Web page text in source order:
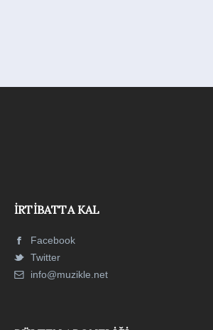
İRTIBATTA KAL
Facebook
Twitter
info@muzikle.net